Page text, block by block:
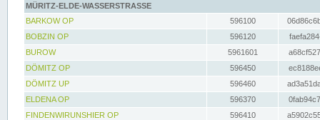
MÜRITZ-ELDE-WASSERSTRASSE
BARKOW OP
596100
BOBZIN OP
596120
BUROW
5961601
DÖMITZ OP
596450
DÖMITZ UP
596460
ELDENA OP
596370
FINDENWIRUNSHIER OP
596410